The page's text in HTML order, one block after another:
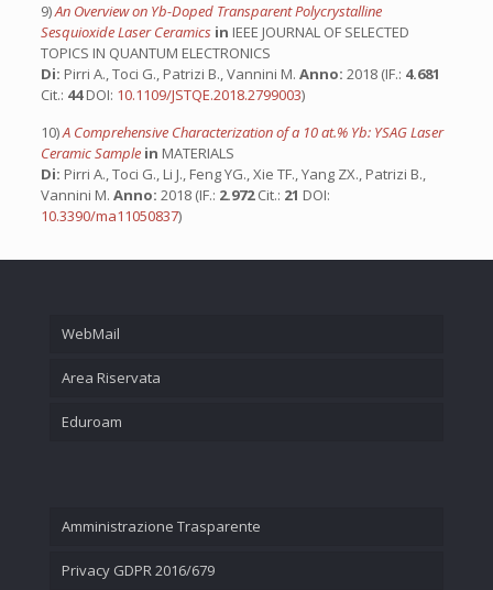
9)An Overview on Yb-Doped Transparent Polycrystalline
Sesquioxide Laser Ceramics in IEEE JOURNAL OF SELECTED
TOPICS IN QUANTUM ELECTRONICS
Di: Pirri A., Toci G., Patrizi B., Vannini M. Anno: 2018 (IF.: 4.681
Cit.: 44DOI: 10.1109/JSTQE.2018.2799003)
10)A Comprehensive Characterization of a 10 at.% Yb: YSAG Laser
Ceramic Sample in MATERIALS
Di: Pirri A., Toci G., Li J., Feng YG., Xie TF., Yang ZX., Patrizi B.,
Vannini M. Anno: 2018 (IF.: 2.972Cit.: 21 DOI:
10.3390/ma11050837)
WebMail
Area Riservata
Eduroam
Amministrazione Trasparente
Privacy GDPR 2016/679